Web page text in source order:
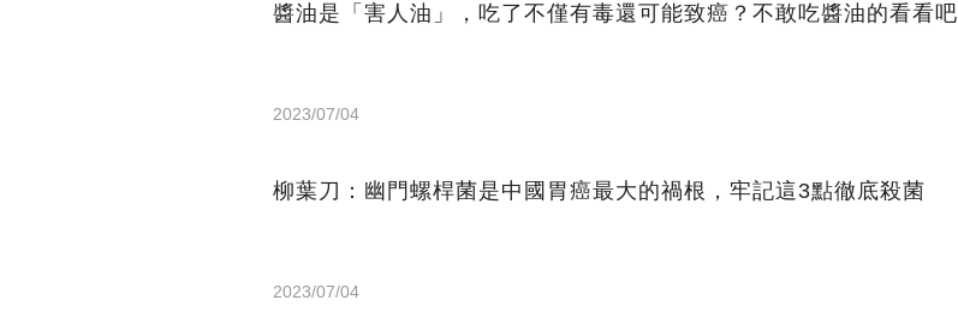
醬油是「害人油」，吃了不僅有毒還可能致癌？不敢吃醬油的看看吧
2023/07/04
柳葉刀：幽門螺桿菌是中國胃癌最大的禍根，牢記這3點徹底殺菌
2023/07/04